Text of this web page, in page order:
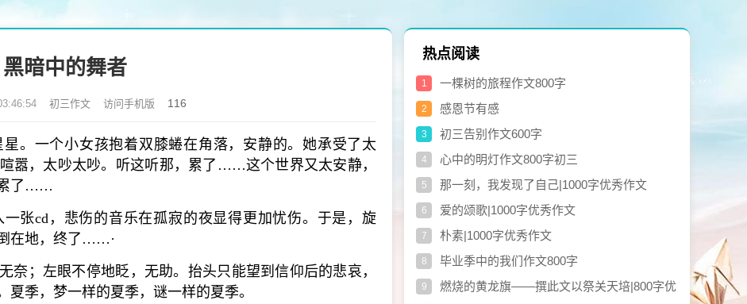
黑暗中的舞者
初三作文 访问手机版 116
一个小女孩抱着双膝蜷在角落，安静的。她承受了太
嚣，太吵太吵。听这听那，累了……这个世界又太安静，
累了……
cd，悲伤的音乐在孤寂的夜显得更加忧伤。于是，旋
在地，终了……·
；左眼不停地眨，无助。抬头只能望到信仰后的悲哀，
季，梦一样的夏季，谜一样的夏季。
热点阅读
1 一棵树的旅程作文800字
2 感恩节有感
3 初三告别作文600字
4 心中的明灯作文800字初三
5 那一刻，我发现了自己|1000字优秀作文
6 爱的颂歌|1000字优秀作文
7 朴素|1000字优秀作文
8 毕业季中的我们作文800字
9
燃烧的黄龙旗——撰此文以祭关天培|800字优